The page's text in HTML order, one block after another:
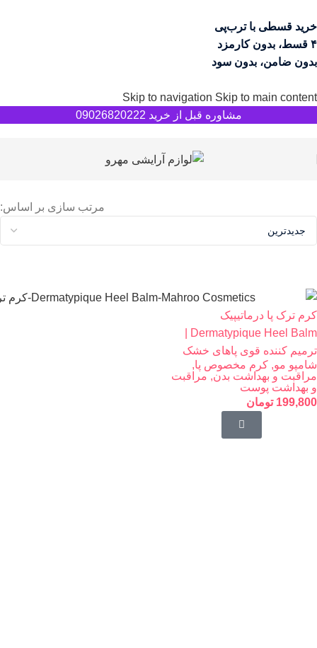
خرید قسطی با ترب‌پی
۴ قسط، بدون کارمزد
بدون ضامن، بدون سود
Skip to navigation Skip to main content
مشاوره قبل از خرید 09026820222
مرتب سازی بر اساس:
کرم ترک پا درماتیپیک
ترمیم کننده قوی پاهای خشک
شامپو مو, کرم مخصوص پا,
مراقبت و بهداشت بدن, مراقبت
و بهداشت پوست
199,800 تومان